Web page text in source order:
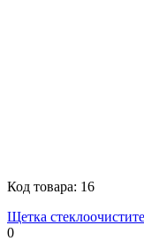
Код товара: 16
Щетка
0